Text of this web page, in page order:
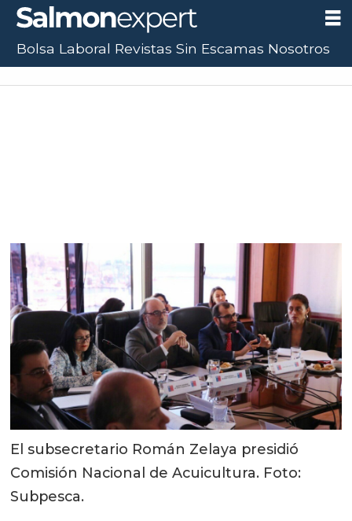
El subsecretario Román Zelaya presidió
Comisión Nacional de Acuicultura. Foto:
Subpesca.
Bolsa Laboral Revistas Sin Escamas Nosotros